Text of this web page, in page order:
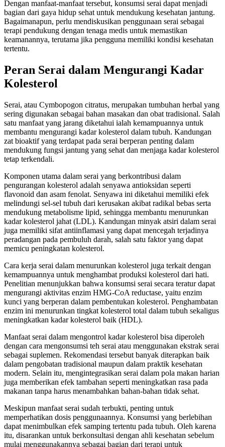
Dengan manfaat-manfaat tersebut, konsumsi serai dapat menjadi
bagian dari gaya hidup sehat untuk mendukung kesehatan jantung.
Bagaimanapun, perlu mendiskusikan penggunaan serai sebagai
terapi pendukung dengan tenaga medis untuk memastikan
keamanannya, terutama jika pengguna memiliki kondisi kesehatan
tertentu.
Peran Serai dalam Mengurangi Kadar
Kolesterol
Serai, atau Cymbopogon citratus, merupakan tumbuhan herbal yang
sering digunakan sebagai bahan masakan dan obat tradisional. Salah
satu manfaat yang jarang diketahui ialah kemampuannya untuk
membantu mengurangi kadar kolesterol dalam tubuh. Kandungan
zat bioaktif yang terdapat pada serai berperan penting dalam
mendukung fungsi jantung yang sehat dan menjaga kadar kolesterol
tetap terkendali.
Komponen utama dalam serai yang berkontribusi dalam
pengurangan kolesterol adalah senyawa antioksidan seperti
flavonoid dan asam fenolat. Senyawa ini diketahui memiliki efek
melindungi sel-sel tubuh dari kerusakan akibat radikal bebas serta
mendukung metabolisme lipid, sehingga membantu menurunkan
kadar kolesterol jahat (LDL). Kandungan minyak atsiri dalam serai
juga memiliki sifat antiinflamasi yang dapat mencegah terjadinya
peradangan pada pembuluh darah, salah satu faktor yang dapat
memicu peningkatan kolesterol.
Cara kerja serai dalam menurunkan kolesterol juga terkait dengan
kemampuannya untuk menghambat produksi kolesterol dari hati.
Penelitian menunjukkan bahwa konsumsi serai secara teratur dapat
mengurangi aktivitas enzim HMG-CoA reductase, yaitu enzim
kunci yang berperan dalam pembentukan kolesterol. Penghambatan
enzim ini menurunkan tingkat kolesterol total dalam tubuh sekaligus
meningkatkan kadar kolesterol baik (HDL).
Manfaat serai dalam mengontrol kadar kolesterol bisa diperoleh
dengan cara mengonsumsi teh serai atau menggunakan ekstrak serai
sebagai suplemen. Rekomendasi tersebut banyak diterapkan baik
dalam pengobatan tradisional maupun dalam praktik kesehatan
modern. Selain itu, mengintegrasikan serai dalam pola makan harian
juga memberikan efek tambahan seperti meningkatkan rasa pada
makanan tanpa harus menambahkan bahan-bahan tidak sehat.
Meskipun manfaat serai sudah terbukti, penting untuk
memperhatikan dosis penggunaannya. Konsumsi yang berlebihan
dapat menimbulkan efek samping tertentu pada tubuh. Oleh karena
itu, disarankan untuk berkonsultasi dengan ahli kesehatan sebelum
mulai menggunakannya sebagai bagian dari terapi untuk